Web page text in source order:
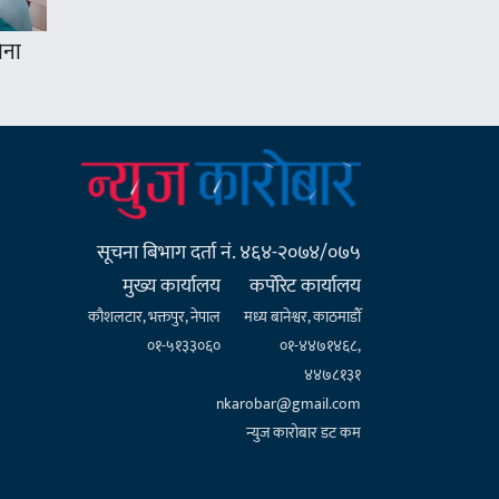
सूचना बिभाग दर्ता नं. ४६४-२०७४/०७५
मुख्य कार्यालय
कौशलटार, भक्तपुर, नेपाल
०१-५१३३०६०
कर्पाेरेट कार्यालय
मध्य बानेश्वर, काठमाडौँ
०१-४४७१४६८,
४४७८१३१
nkarobar@gmail.com
न्युज कारोबार डट कम